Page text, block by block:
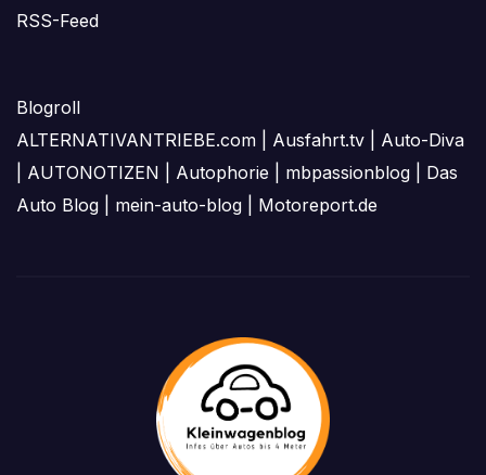
RSS-Feed
Blogroll
ALTERNATIVANTRIEBE.com
Ausfahrt.tv
Auto-Diva
AUTONOTIZEN Autophorie mbpassionblog
Das
Auto Blog
mein-auto-blog Motoreport.de